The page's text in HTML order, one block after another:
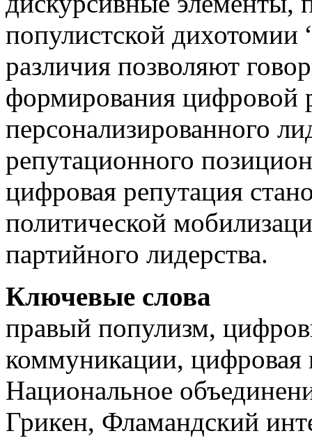
популистской дихотомии
различия позволяют
формирования цифровой
персонализированного
репутационного
цифровая репутация
политической
партийного лидерства.
Ключевые слова
правый популизм,
коммуникации, цифровая
Национальное
Грикен, Фламандский